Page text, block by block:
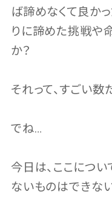
ば諦めなくて良か
りに諦めた挑戦や
か？
それって、すごい数
でね…
今日は、ここについ
ないものはできな